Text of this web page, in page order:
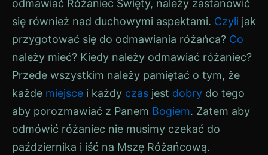
odmawiać Różaniec Święty, należy zastanowić
się również nad duchowymi aspektami. Czyli jak
przygotować się do odmawiania różańca? Co
należy mieć? Kiedy należy odmawiać różaniec?
Przede wszystkim należy pamiętać o tym, że
każde miejsce i każdy czas jest dobry do tego
aby porozmawiać z Panem Bogiem. Zatem aby
odmówić różaniec nie musimy czekać do
października i iść na Mszę Różańcową.